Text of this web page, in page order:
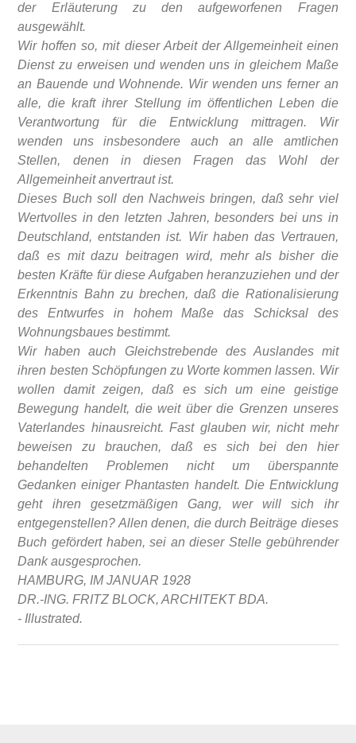
der Erläuterung zu den aufgeworfenen Fragen
ausgewählt.
Wir hoffen so, mit dieser Arbeit der Allgemeinheit einen
Dienst zu erweisen und wenden uns in gleichem Maße
an Bauende und Wohnende. Wir wenden uns ferner an
alle, die kraft ihrer Stellung im öffentlichen Leben die
Verantwortung für die Entwicklung mittragen. Wir
wenden uns insbesondere auch an alle amtlichen
Stellen, denen in diesen Fragen das Wohl der
Allgemeinheit anvertraut ist.
Dieses Buch soll den Nachweis bringen, daß sehr viel
Wertvolles in den letzten Jahren, besonders bei uns in
Deutschland, entstanden ist. Wir haben das Vertrauen,
daß es mit dazu beitragen wird, mehr als bisher die
besten Kräfte für diese Aufgaben heranzuziehen und der
Erkenntnis Bahn zu brechen, daß die Rationalisierung
des Entwurfes in hohem Maße das Schicksal des
Wohnungsbaues bestimmt.
Wir haben auch Gleichstrebende des Auslandes mit
ihren besten Schöpfungen zu Worte kommen lassen. Wir
wollen damit zeigen, daß es sich um eine geistige
Bewegung handelt, die weit über die Grenzen unseres
Vaterlandes hinausreicht. Fast glauben wir, nicht mehr
beweisen zu brauchen, daß es sich bei den hier
behandelten Problemen nicht um überspannte
Gedanken einiger Phantasten handelt. Die Entwicklung
geht ihren gesetzmäßigen Gang, wer will sich ihr
entgegenstellen? Allen denen, die durch Beiträge dieses
Buch gefördert haben, sei an dieser Stelle gebührender
Dank ausgesprochen.
HAMBURG, IM JANUAR 1928
DR.-ING. FRITZ BLOCK, ARCHITEKT BDA.
- Illustrated.